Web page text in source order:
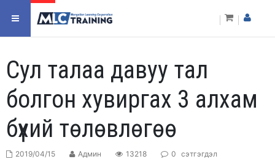
Сул талаа давуу тал
болгон хувиргах 3 алхам
бүхий төлөвлөгөө
2019/04/15 Админ 13218 0 сэтгэгдэл